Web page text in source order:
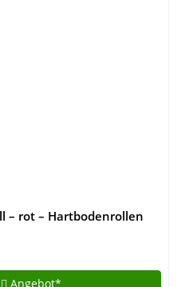
– rot – Hartbodenrollen
Angebot*